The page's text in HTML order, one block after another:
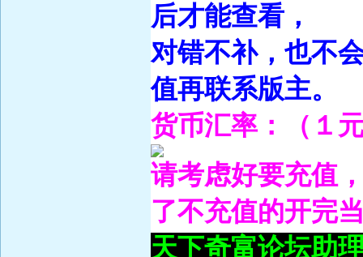
后才能查看，
对错不补，也不
值再联系版主。
货币汇率：（１
请考虑好要充值
了不充值的开完
天下奇富论坛助